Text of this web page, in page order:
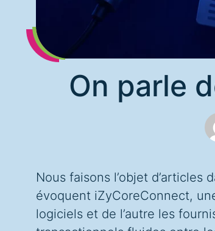
On parle
Nous faisons l’objet
évoquent iZyCoreConnect,
logiciels et de l’autre les